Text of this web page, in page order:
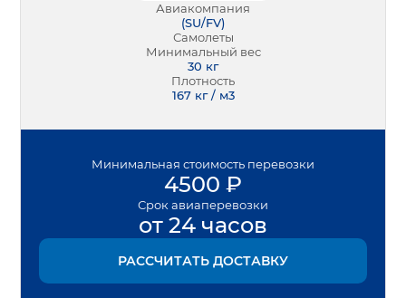
Авиакомпания
(SU/FV)
Самолеты
Минимальный вес
30 кг
Плотность
167 кг / м3
Минимальная стоимость перевозки
4500 ₽
Срок авиаперевозки
от 24 часов
РАССЧИТАТЬ ДОСТАВКУ